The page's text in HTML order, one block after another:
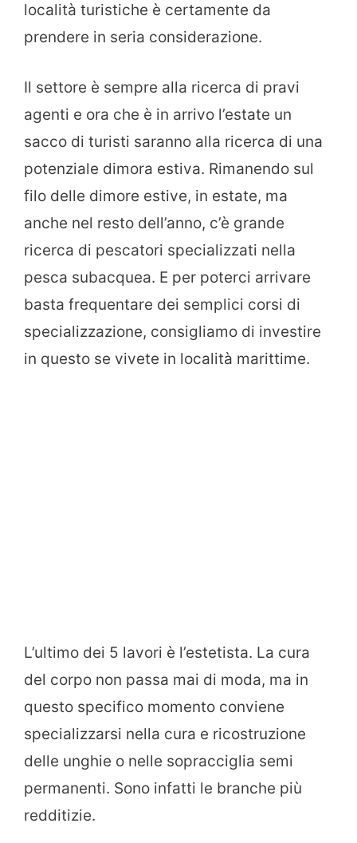
località turistiche è certamente da
prendere in seria considerazione.
Il settore è sempre alla ricerca di pravi
agenti e ora che è in arrivo l’estate un
sacco di turisti saranno alla ricerca di una
potenziale dimora estiva. Rimanendo sul
filo delle dimore estive, in estate, ma
anche nel resto dell’anno, c’è grande
ricerca di pescatori specializzati nella
pesca subacquea. E per poterci arrivare
basta frequentare dei semplici corsi di
specializzazione, consigliamo di investire
in questo se vivete in località marittime.
L’ultimo dei 5 lavori è l’estetista. La cura
del corpo non passa mai di moda, ma in
questo specifico momento conviene
specializzarsi nella cura e ricostruzione
delle unghie o nelle sopracciglia semi
permanenti. Sono infatti le branche più
redditizie.